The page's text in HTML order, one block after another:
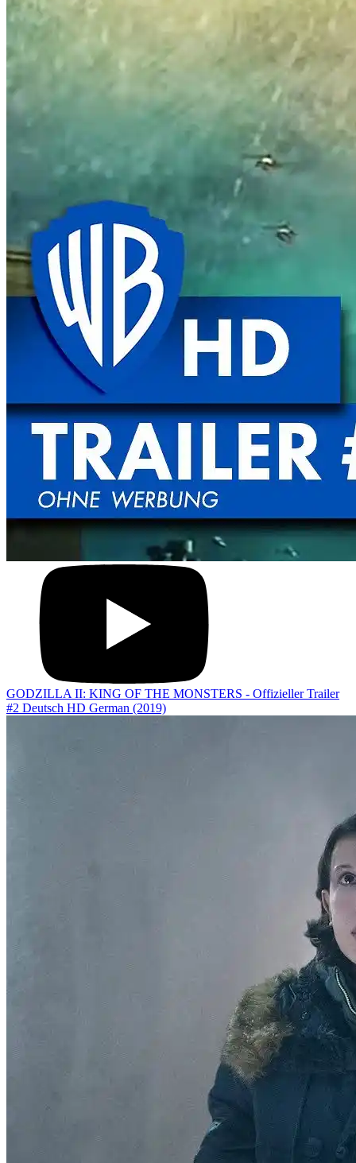
GODZILLA II: KING OF THE MONSTERS - Offizieller Trailer
#2 Deutsch HD German (2019)